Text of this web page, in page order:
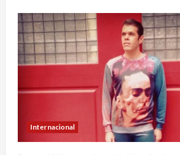
Internacional